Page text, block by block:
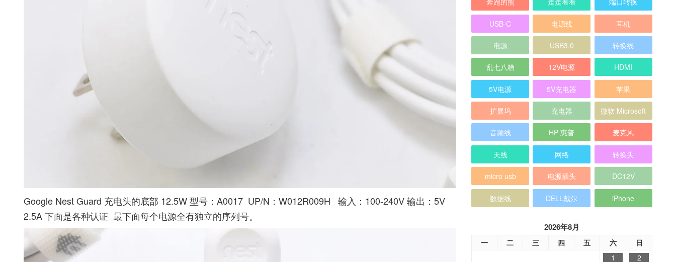
Google Nest Guard 充电头的底部 12.5W 型号：A0017 UP/N：W012R009H 输入：100-240V 输出：5V
2.5A 下面是各种认证 最下面每个电源全有独立的序列号。
USB-C 电源线 耳机
电源 USB3.0 转换线
乱七八糟 12V电源 HDMI
5V电源 5V充电器 苹果
扩展坞 充电器 微软 Microsoft
音频线 HP 惠普 麦克风
天线 网络 转换头
micro usb 电源插头 DC12V
数据线 DELL戴尔 iPhone
2026年8月
一 二 三 四 五 六
日
1
2